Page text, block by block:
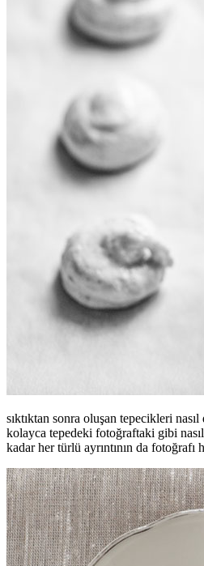
sıktıktan sonra oluşan tepecikleri
kolayca tepedeki fotoğraftaki gibi
kadar her türlü ayrıntının da fotoğrafı